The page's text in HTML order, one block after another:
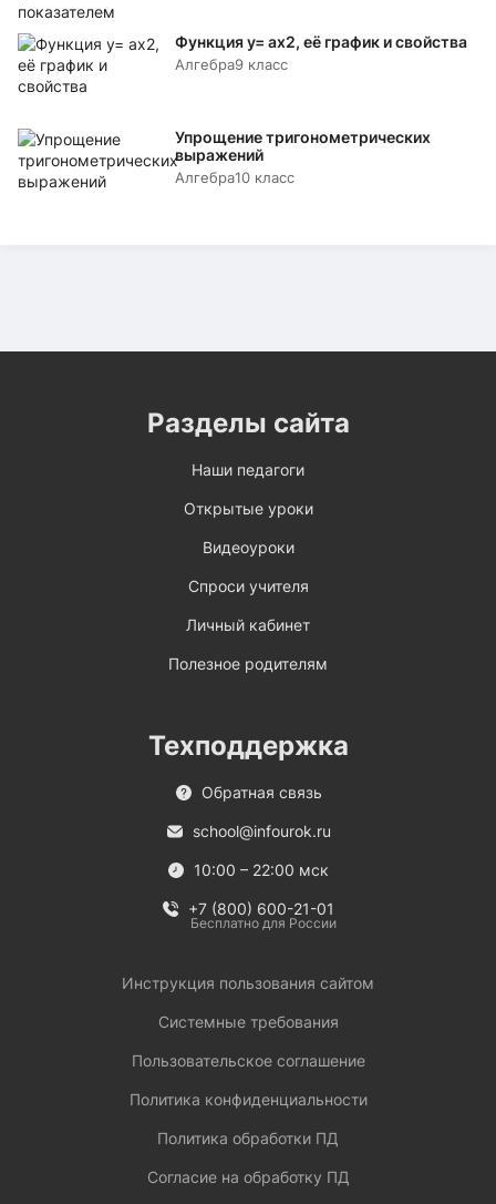
Функция y= аx2, её график и свойства
Алгебра9 класс
Упрощение тригонометрических
выражений
Алгебра10 класс
Разделы сайта
Наши педагоги
Открытые уроки
Видеоуроки
Спроси учителя
Личный кабинет
Полезное родителям
Техподдержка
Обратная связь
school@infourok.ru
10:00 – 22:00 мск
+7 (800) 600-21-01
Бесплатно для России
Инструкция пользования сайтом
Системные требования
Пользовательское соглашение
Политика конфиденциальности
Политика обработки ПД
Согласие на обработку ПД